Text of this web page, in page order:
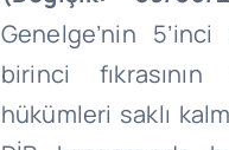
Genelge’nin
birinci
hükümleri saklı